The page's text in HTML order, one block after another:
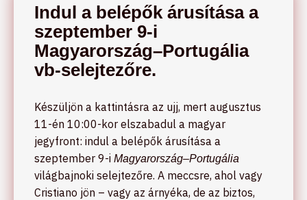
Indul a belépők árusítása a
szeptember 9-i
Magyarország–Portugália
vb-selejtezőre.
Készüljön a kattintásra az ujj, mert augusztus
11-én 10:00-kor elszabadul a magyar
jegyfront: indul a belépők árusítása a
szeptember 9-i Magyarország–Portugália
világbajnoki selejtezőre. A meccsre, ahol vagy
Cristiano jön – vagy az árnyéka, de az biztos,